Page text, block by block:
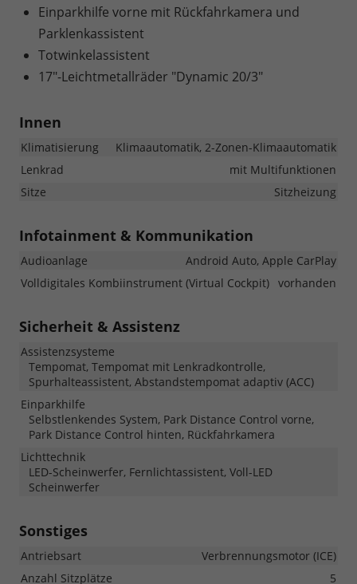
Einparkhilfe vorne mit Rückfahrkamera und
Parklenkassistent
Totwinkelassistent
17"-Leichtmetallräder "Dynamic 20/3"
Innen
Klimatisierung
Klimaautomatik, 2-Zonen-Klimaautomatik
Lenkrad
mit Multifunktionen
Sitze
Sitzheizung
Infotainment & Kommunikation
Audioanlage
Android Auto, Apple CarPlay
Volldigitales Kombiinstrument (Virtual Cockpit) vorhanden
Sicherheit & Assistenz
Assistenzsysteme
Tempomat, Tempomat mit Lenkradkontrolle,
Spurhalteassistent, Abstandstempomat adaptiv (ACC)
Einparkhilfe
Selbstlenkendes System, Park Distance Control vorne,
Park Distance Control hinten, Rückfahrkamera
Lichttechnik
LED-Scheinwerfer, Fernlichtassistent, Voll-LED
Scheinwerfer
Sonstiges
Antriebsart
Verbrennungsmotor (ICE)
Anzahl Sitzplätze
5